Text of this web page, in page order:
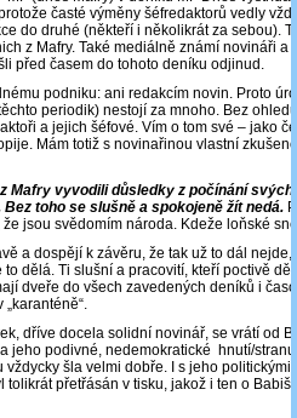
časté výměny šéfredaktorů vedly
do druhé (někteří i několikrát za sebou).
z Mafry. Také mediálně známí novináři a
před časem do tohoto deníku odjinud.
podniku: ani redakcím novin. Proto
periodik) nestojí za mnoho. Bez
a jejich šéfové. Vím o tom své – jako
Mám totiž s novinařinou vlastní
Mafry vyvodili důsledky z počínání svých
toho se slušně a spokojeně žít nedá.
jsou svědomím národa. Kdeže loňské
a dospějí k závěru, že tak už to dál nejde,
to dělá. Ti slušní a pracovití, kteří poctivě
dveře do všech zavedených deníků i
dříve docela solidní novinář, se vrátí od
jeho podivné, nedemokratické hnutí/stranu
šla velmi dobře. I s jeho politickými
tolikrát přetřásán v tisku, jakož i ten o